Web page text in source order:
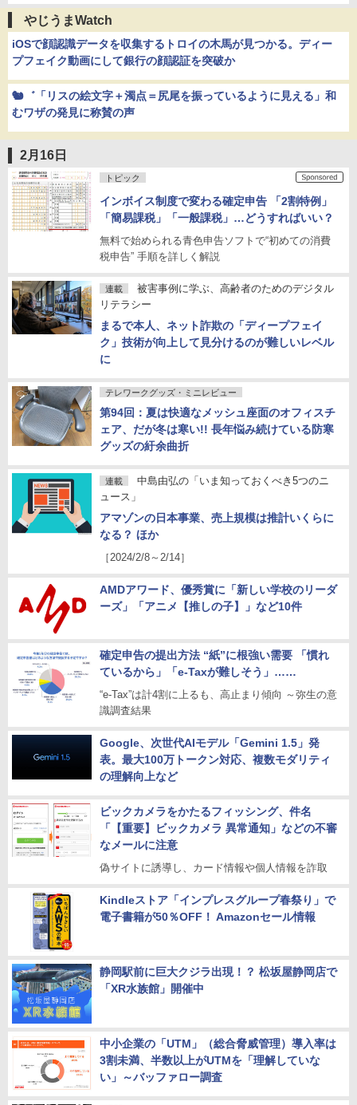
やじうまWatch
iOSで顔認識データを収集するトロイの木馬が見つかる。ディー
プフェイク動画にして銀行の顔認証を突破か
🐿️゛「リスの絵文字＋濁点＝尻尾を振っているように見える」和
むワザの発見に称賛の声
2月16日
トピック
インボイス制度で変わる確定申告 「2割特例」
「簡易課税」「一般課税」…どうすればいい？
無料で始められる青色申告ソフトで“初めての消費
税申告” 手順を詳しく解説
連載
被害事例に学ぶ、高齢者のためのデジタル
リテラシー
まるで本人、ネット詐欺の「ディープフェイ
ク」技術が向上して見分けるのが難しいレベル
に
テレワークグッズ・ミニレビュー
第94回：夏は快適なメッシュ座面のオフィスチ
ェア、だが冬は寒い!! 長年悩み続けている防寒
グッズの紆余曲折
連載
中島由弘の「いま知っておくべき5つのニ
ュース」
アマゾンの日本事業、売上規模は推計いくらに
なる？ ほか
［2024/2/8～2/14］
AMDアワード、優秀賞に「新しい学校のリーダ
ーズ」「アニメ【推しの子】」など10件
確定申告の提出方法 “紙”に根強い需要 「慣れ
ているから」「e-Taxが難しそう」……
“e-Tax”は計4割に上るも、高止まり傾向 ～弥生の意
識調査結果
Google、次世代AIモデル「Gemini 1.5」発
表。最大100万トークン対応、複数モダリティ
の理解向上など
ビックカメラをかたるフィッシング、件名
「【重要】ビックカメラ 異常通知」などの不審
なメールに注意
偽サイトに誘導し、カード情報や個人情報を詐取
Kindleストア「インプレスグループ春祭り」で
電子書籍が50％OFF！ Amazonセール情報
静岡駅前に巨大クジラ出現！？ 松坂屋静岡店で
「XR水族館」開催中
中小企業の「UTM」（総合脅威管理）導入率は
3割未満、半数以上がUTMを「理解していな
い」～バッファロー調査